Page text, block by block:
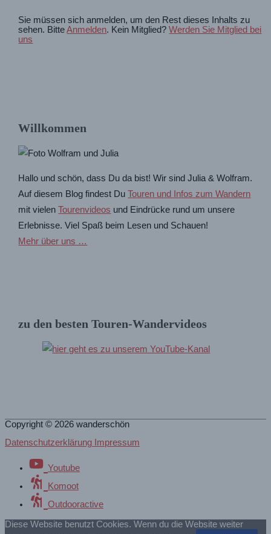
Willkommen
Hallo und schön, dass Du da bist! Wir sind Julia & Wolfram.
Auf diesem Blog findest DuTouren und Infos zum Wandern
mit vielenTourenvideos und Eindrücke rund um unsere
Erlebnisse. Viel Spaß beim Lesen und Schauen!
Mehr über uns …
zu den besten Touren-Wandervideos
Sie müssen sich anmelden, um den Rest dieses Inhalts zu
sehen. BitteAnmelden. Kein Mitglied?Werden Sie Mitglied bei
uns
Copyright © 2026 wanderschön
Datenschutzerklärung Impressum
Youtube
Komoot
Outdooractive
Diese Website benutzt Cookies. Wenn du die Website weiter